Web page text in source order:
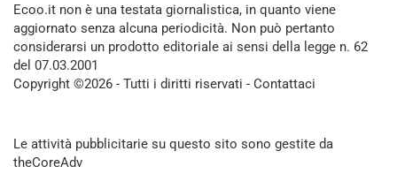
Ecoo.it non è una testata giornalistica, in quanto viene
aggiornato senza alcuna periodicità. Non può pertanto
considerarsi un prodotto editoriale ai sensi della legge n. 62
del 07.03.2001
Copyright ©2026 - Tutti i diritti riservati - Contattaci
Le attività pubblicitarie su questo sito sono gestite da
theCoreAdv